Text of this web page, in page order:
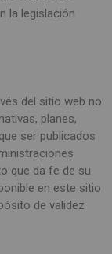
la legislación
del sitio web no
planes,
ser publicados
que da fe de su
en este sitio
de validez